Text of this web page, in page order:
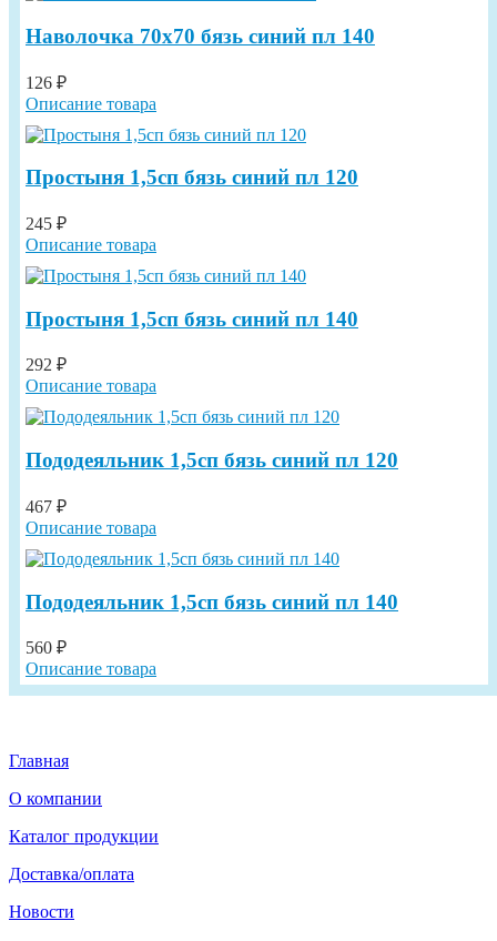
Наволочка 70х70 бязь синий пл 140
126 ₽
Описание товара
Простыня 1,5сп бязь синий пл 120
245 ₽
Описание товара
Простыня 1,5сп бязь синий пл 140
292 ₽
Описание товара
Пододеяльник 1,5сп бязь синий пл 120
467 ₽
Описание товара
Пододеяльник 1,5сп бязь синий пл 140
560 ₽
Описание товара
Главная
О компании
Каталог продукции
Доставка/оплата
Новости